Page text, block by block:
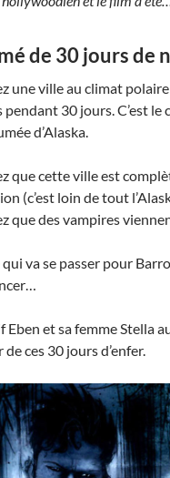
de 30 jours de
une ville au climat
pendant 30 jours. C’est le
d’Alaska.
que cette ville est
(c’est loin de tout
que des vampires
qui va se passer pour
Eben et sa femme Stella
ces 30 jours d’enfer.